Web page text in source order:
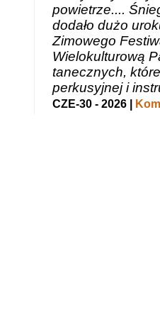
powietrze....
dodało dużo
Zimowego
Wielokulturową
tanecznych,
perkusyjnej i
CZE-30 - 2026 |